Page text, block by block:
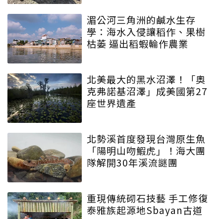
湄公河三角洲的鹹水生存
學：海水入侵讓稻作、果樹
枯萎 逼出稻蝦輪作農業
北美最大的黑水沼澤！「奧
克弗諾基沼澤」成美國第27
座世界遺產
北勢溪首度發現台灣原生魚
「陽明山吻鰕虎」！海大團
隊解開30年溪流謎團
重現傳統砌石技藝 手工修復
泰雅族起源地Sbayan古道